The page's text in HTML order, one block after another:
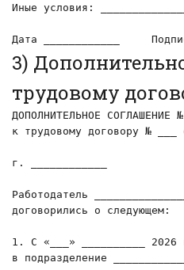
Иные условия:
Дата ____________
3)
трудовому
ДОПОЛНИТЕЛЬНОЕ СОГЛАШЕНИЕ №
к трудовому договору № ___
г. ____________
Работодатель
договорились о следующем:
1. С «___» __________ 2026
в подразделение